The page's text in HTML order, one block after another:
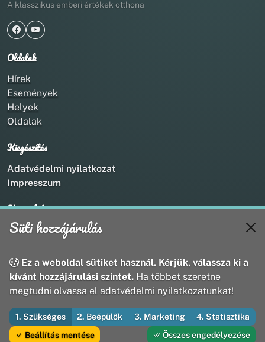
A klasszikus emberi értékek otthona
Oldalak
Hírek
Események
Helyek
Oldalak
Kiegészítés
Adatvédelmi nyilatkozat
Impresszum
Kapcsolat
+36 20 211 1888
webmaster@utirany.hu
8419 Csesznek, Vasút u.18.
© 2026 Útirány Webmédia Bt. — Minden jog fenntartva
Fejleszti és üzemelteti az Útirány
Süti hozzájárulás
Ez a weboldal sütiket használ. Kérjük, válassza ki a
kívánt hozzájárulási szintet. Ha többet szeretne
megtudni olvassa el adatvédelmi nyilatkozatunkat!
1. Szükséges 2. Beépülők 3. Marketing
4. Statisztika
Beállítás mentése
Összes engedélyezése